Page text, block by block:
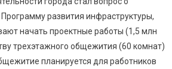
развития инфраструктуры,
начать проектные работы (1,5 млн
трехэтажного общежития (60 комнат)
планируется для работников